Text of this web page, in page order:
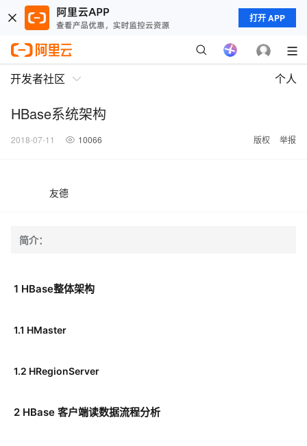
打开 APP
开发者社区 个人
HBase系统架构
2018-07-11 10066 版权 举报
友德
简介：
1 HBase整体架构
1.1 HMaster
1.2 HRegionServer
2 HBase 客户端读数据流程分析